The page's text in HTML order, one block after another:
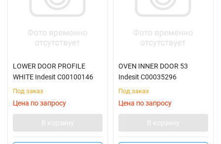
LOWER DOOR PROFILE
WHITE Indesit C00100146
Под заказ
Цена по запросу
В корзину
OVEN INNER DOOR 53
Indesit C00035296
Под заказ
Цена по запросу
В корзину